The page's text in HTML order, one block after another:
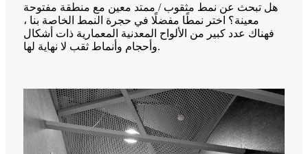
هل تبحث عن نمط مثقوب / ممتد معين مع منطقة مفتوحة
معينة؟ اختر نمطًا مفضلًا في حجرة النمط الخاصة بنا ،
فهناك عدد كبير من الألواح المعدنية المعمارية ذات أشكال
وأحجام وأنماط ثقب لا نهاية لها.